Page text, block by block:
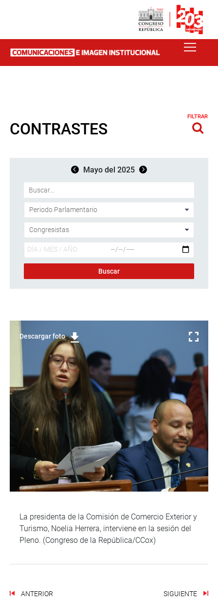
CONTRASTES
FILTRAR
Mayo del 2025
Descargar foto
La presidenta de la Comisión de Comercio Exterior y
Turismo, Noelia Herrera, interviene en la sesión del
Pleno. (Congreso de la República/CCox)
ANTERIOR SIGUIENTE